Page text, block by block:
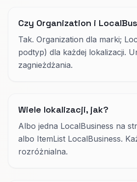
Czy Organization i
Tak. Organization dla marki;
podtyp) dla każdej lokalizacji.
zagnieżdżania.
Wiele lokalizacji, jak?
Albo jedna LocalBusiness na
albo ItemList LocalBusiness.
rozróżnialna.